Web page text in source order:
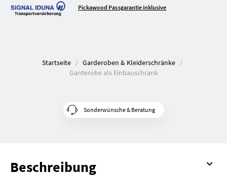
Pickawood Passgarantie inklusive
Startseite
Garderoben & Kleiderschränke
Garderobe als Einbauschrank
Sonderwünsche & Beratung
Beschreibung